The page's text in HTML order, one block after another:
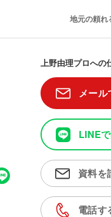
地元の頼れ
上野由理プロへの
メール
LINE
資料を
電話す